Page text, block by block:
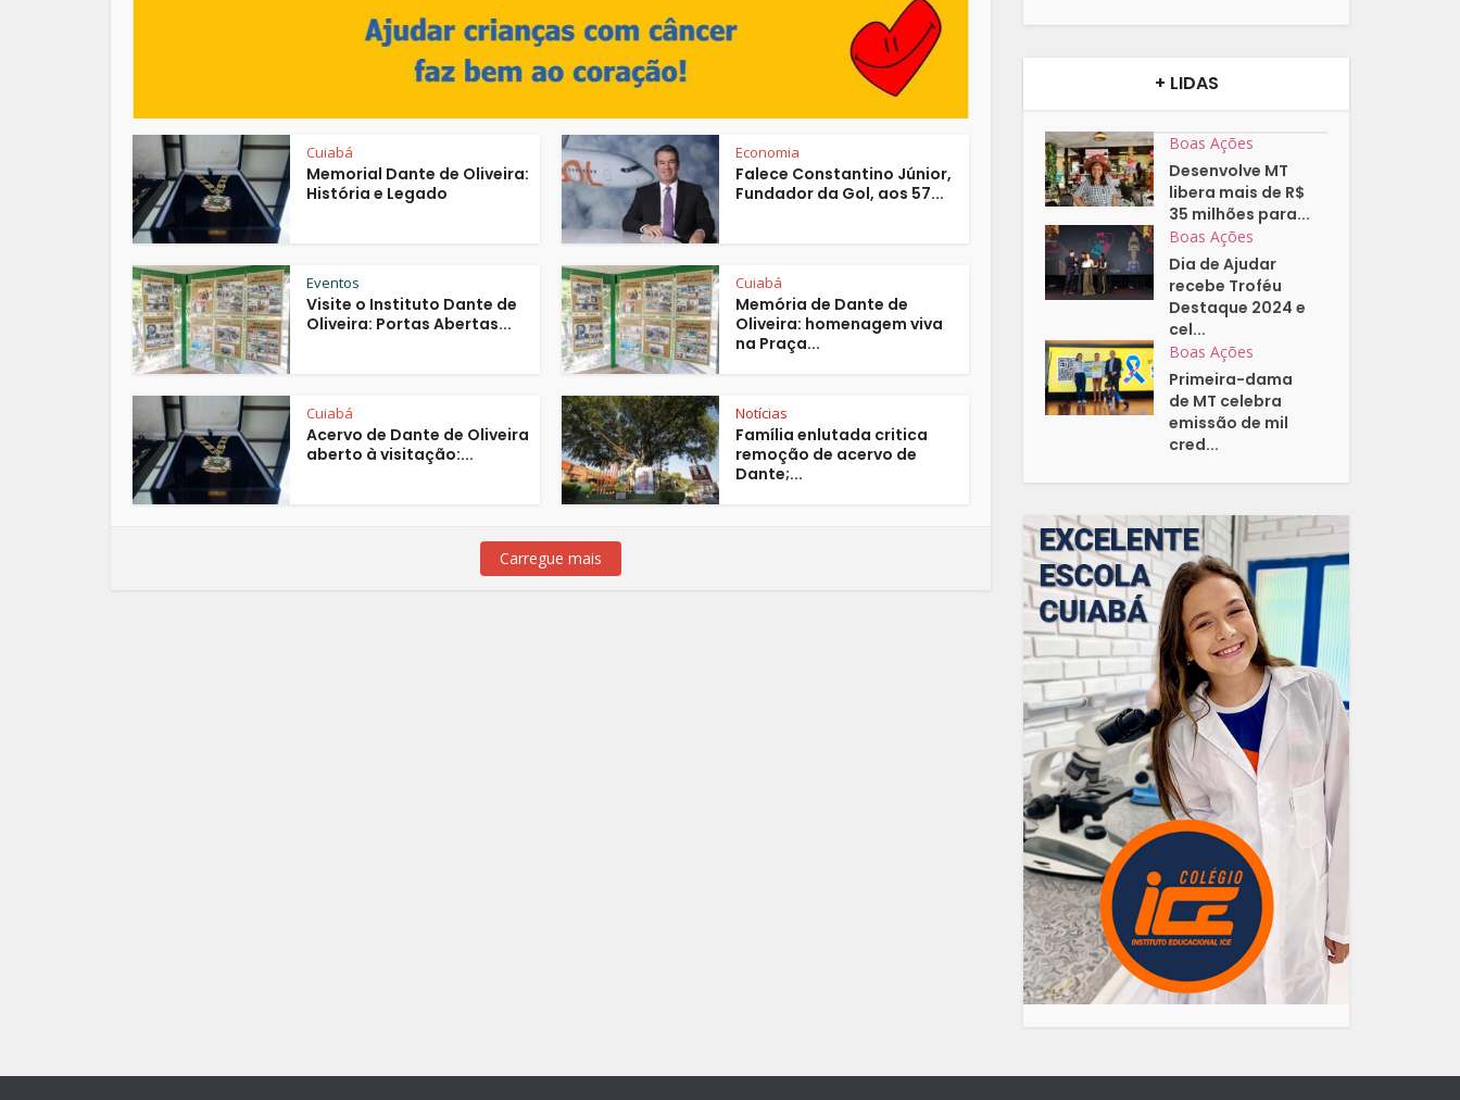
Cuiabá
Memorial Dante de Oliveira:
História e Legado
Economia
Falece Constantino Júnior,
Fundador da Gol, aos 57...
Eventos
Visite o Instituto Dante de
Oliveira: Portas Abertas...
Cuiabá
Memória de Dante de
Oliveira: homenagem viva
na Praça...
Cuiabá
Acervo de Dante de Oliveira
aberto à visitação:...
Notícias
Família enlutada critica
remoção de acervo de
Dante;...
Carregue mais
+ LIDAS
Boas Ações
Desenvolve MT
libera mais de R$
35 milhões para...
Boas Ações
Dia de Ajudar
recebe Troféu
Destaque 2024 e
cel...
Boas Ações
Primeira-dama
de MT celebra
emissão de mil
cred...